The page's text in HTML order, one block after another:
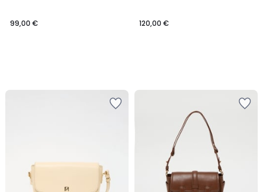
99,00 € 120,00 €